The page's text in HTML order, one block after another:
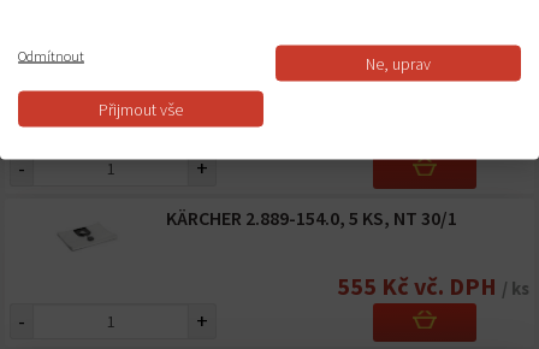
KÄRCHER 2.863-314.0, 4 KS
- +
KÄRCHER 2.889-154.0, 5 KS, NT 30/1
555 Kč vč. DPH / ks
- +
Odmítnout Ne, uprav
Přijmout vše